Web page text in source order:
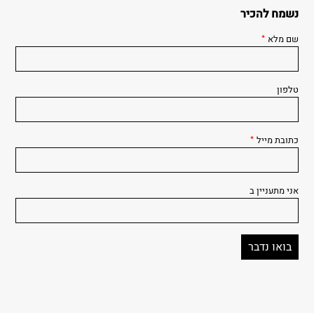
נשמח להכיר
שם מלא *
טלפון
כתובת מייל *
אני מתעניין ב